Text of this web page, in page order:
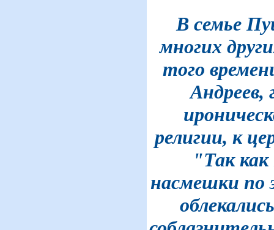
В семье
многих
того
Андреев,
религии, к
"Так
насмешки по